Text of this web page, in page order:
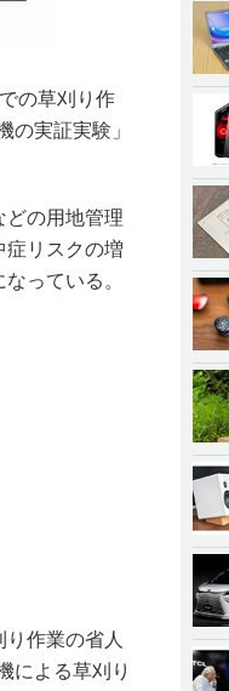
の草刈り作
実証実験」
どの用地管理
症リスクの増
っている。
作業の省人
による草刈り